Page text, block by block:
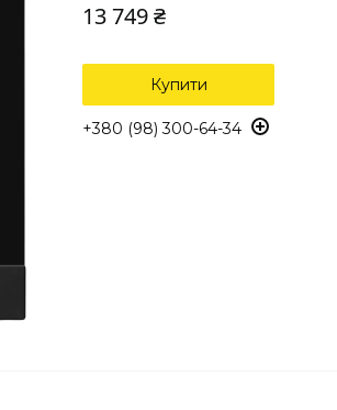
13 749 ₴
Купити
+380 (98) 300-64-34